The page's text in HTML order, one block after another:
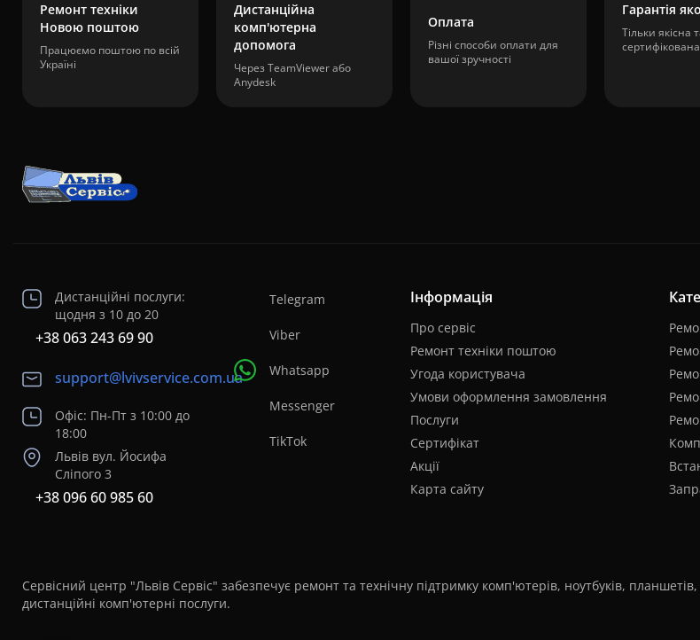
Ремонт техніки
Новою поштою
Працюємо поштою по всій
Україні
Дистанційна
комп'ютерна
допомога
Через TeamViewer або
Anydesk
Оплата
Різні способи оплати для
вашої зручності
Гарантія
Тільки якісна
Дистанційні послуги:
щодня з 10 до 20
+38 063 243 69 90
support@lvivservice.com.ua
Офіс: Пн-Пт з 10:00 до
18:00
Львів вул. Йосифа
Сліпого 3
+38 096 60 985 60
Telegram
Viber
Whatsapp
Messenger
TikTok
Інформація
Про сервіс
Ремонт техніки поштою
Угода користувача
Умови оформлення замовлення
Послуги
Сертифікат
Акції
Карта сайту
Сервісний центр "Львів Сервіс" забезпечує ремонт та технічну підтримку комп'ютерів, ноутбуків,
дистанційні комп'ютерні послуги.